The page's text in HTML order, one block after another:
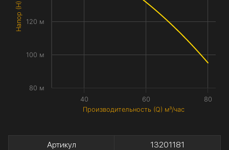
Производительность (Q) м³/час
40 60 80
80 м
100 м
120 м
Артикул
13201181